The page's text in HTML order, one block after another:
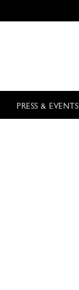
PRESS & EVENTS